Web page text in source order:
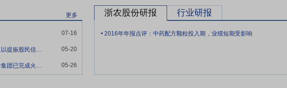
“三位一体”组织体系，是供销社参与乡村振兴的重要探索和生动实践。2022年11月，浙江省
“更好发挥供销社、农合联组织和服务优势，大力推进农资流通向现代物流发展、农资经营向
供销社主导、龙头企业牵引、各类农资经营服务主体联合合作的现代农资经营服务体系”。
业发展的综合平台，当好党和政府密切联系农民群众的桥梁纽带，奋力谱写供销合作事业高质
大贡献”。公司作为浙江省供销社旗下唯一上市平台和浙江省骨干农业龙头企业，在新时期将迎
更多
07-16
叶董，你好，公司股价最近跌跌不休，建议公司尽快分红以提振股民信心，谢谢！ 05-20
叶董，你好，一季度业绩出来后浙农股价跌跌不休，兴合集团已完成火速增持，建议增持股 05-26
浙农股份研报 行业研报
. 2016年年报点评：中药配方颗粒投入期，业绩短期受影响